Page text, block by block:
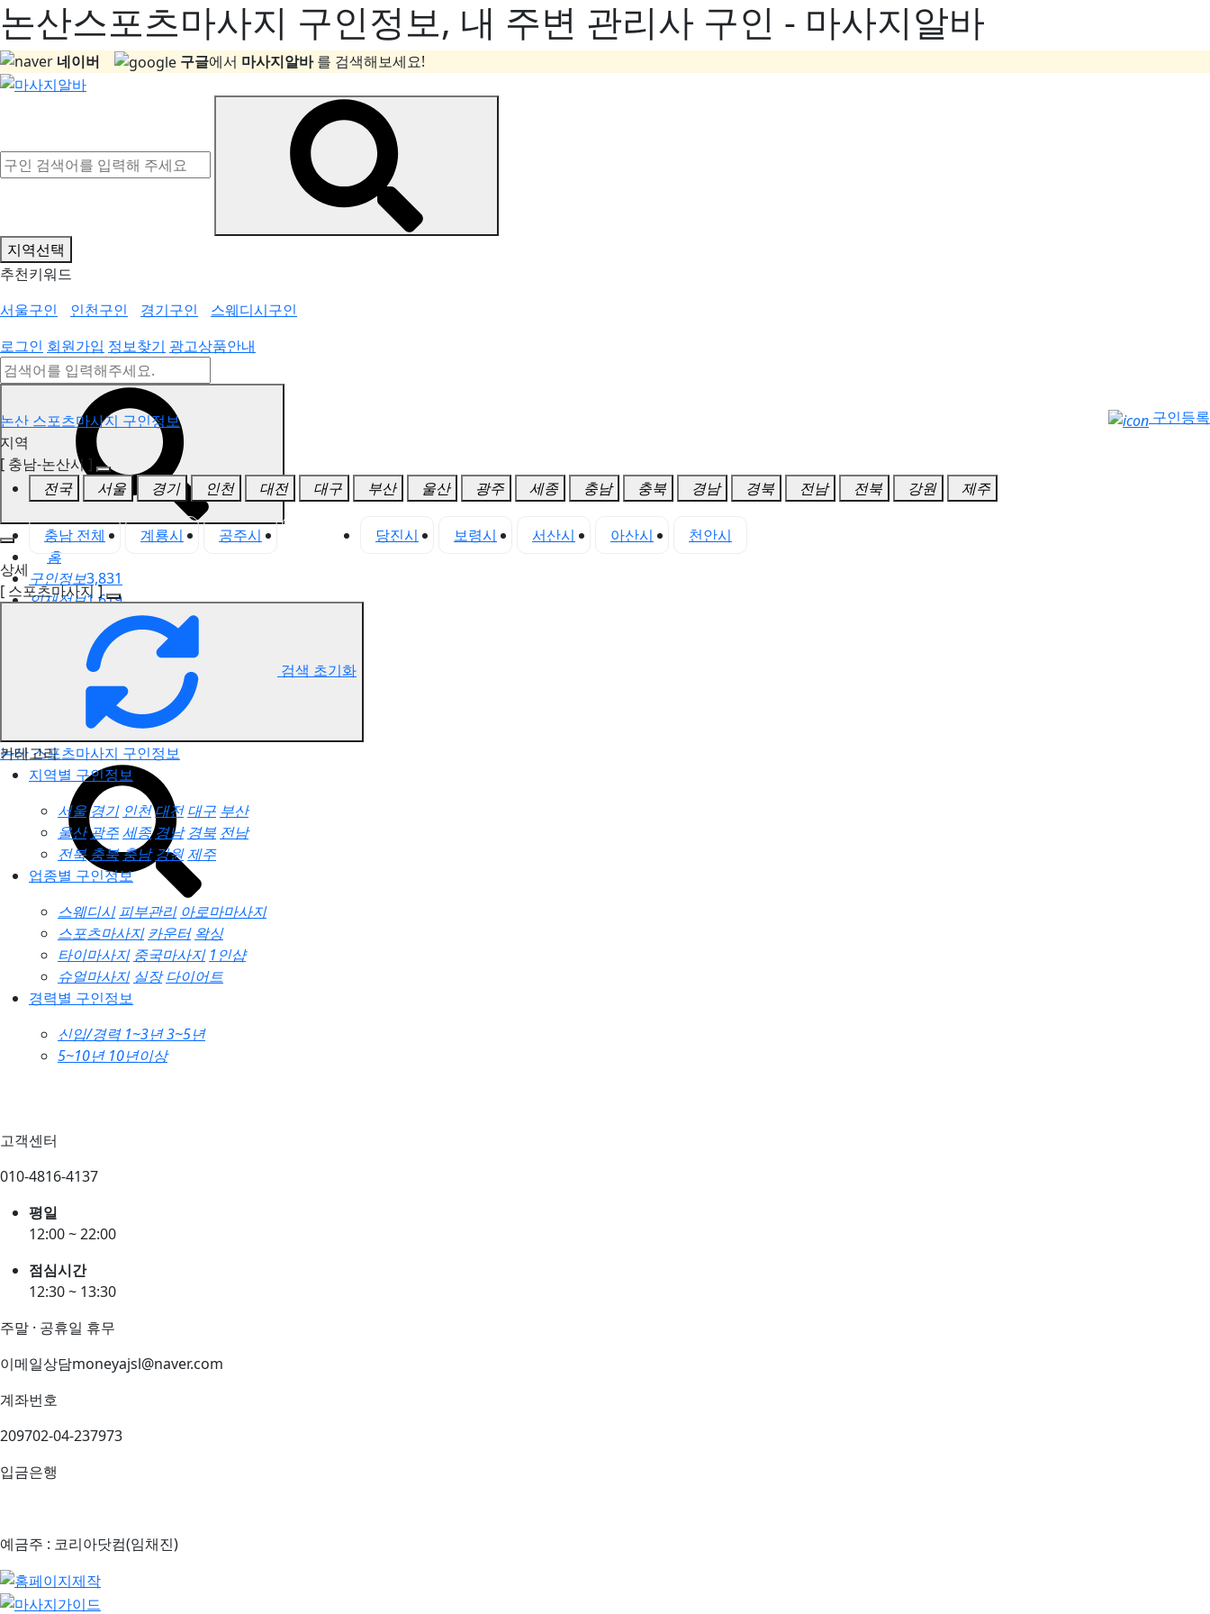
논산스포츠마사지 구인정보, 내 주변 관리사 구인 - 마사지알바
네이버 구글에서 마사지알바를 검색해보세요!
지역선택
추천키워드
서울구인
인천구인 경기구인
스웨디시구인
로그인 회원가입 정보찾기 광고상품안내
홈
구인정보3,831
인재정보1,619
고객센터
전국업체정보
마사지가이드
업체 서비스 관리
논산 스포츠마사지 구인정보
논산 스포츠마사지 구인정보
구인등록
지역
[ 충남-논산시 ]
전국
서울 경기 인천 대전 대구 부산 울산 광주 세종 충남 충북 경남 경북 전남 전북 강원 제주
충남 전체 계룡시 공주시 당진시 보령시 서산시 아산시
천안시
상세
[ 스포츠마사지 ]
검색 초기화
카테고리
지역별 구인정보
서울경기 인천대전 대구 부산
울산광주세종경남 경북 전남
전북 충북충남 강원제주
업종별 구인정보
스웨디시 피부관리 아로마마사지
스포츠마사지 카운터 왁싱
타이마사지 중국마사지 1인샵
슈얼마사지 실장 다이어트
경력별 구인정보
신입/경력 1~3년3~5년
5~10년 10년이상
고객센터
010-4816-4137
평일
12:00 ~ 22:00
점심시간
12:30 ~ 13:30
주말 · 공휴일 휴무
이메일상담moneyajsl@naver.com
계좌번호
209702-04-237973
입금은행
예금주 : 코리아닷컴(임채진)